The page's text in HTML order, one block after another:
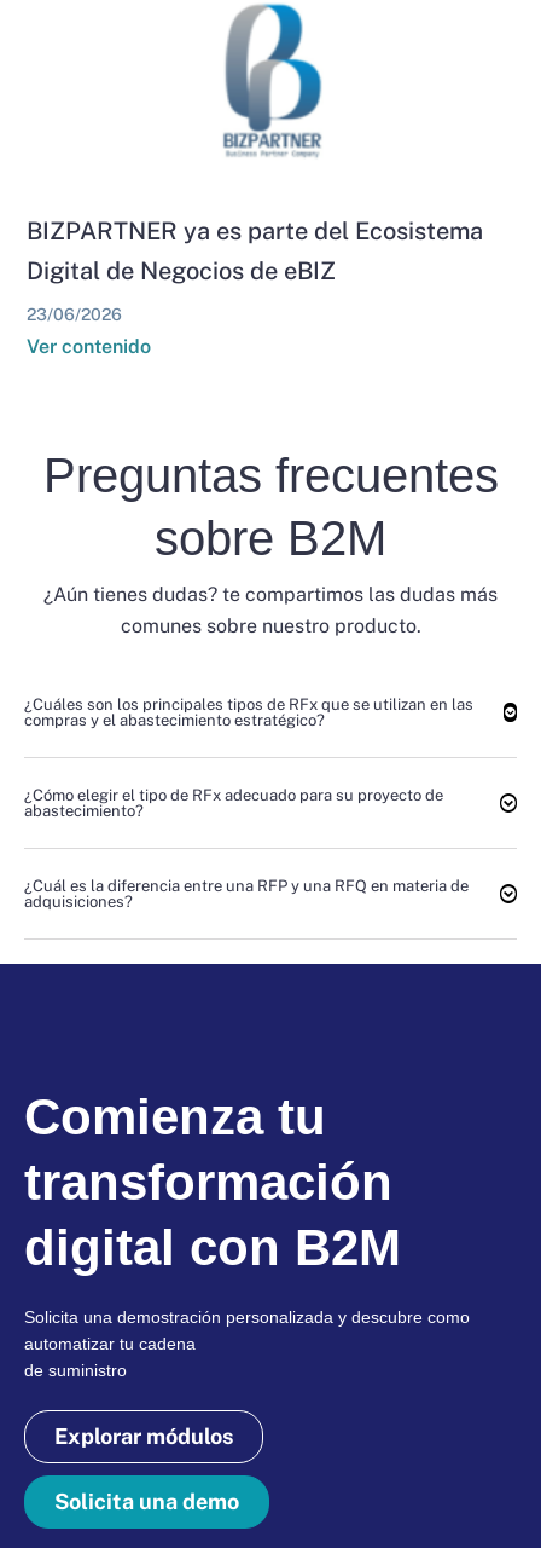
BIZPARTNER ya es parte del Ecosistema
Digital de Negocios de eBIZ
23/06/2026
Ver contenido
Preguntas frecuentes
sobre B2M
¿Aún tienes dudas? te compartimos las dudas más
comunes sobre nuestro producto.
¿Cuáles son los principales tipos de RFx que se utilizan en las
compras y el abastecimiento estratégico?
¿Cómo elegir el tipo de RFx adecuado para su proyecto de
abastecimiento?
¿Cuál es la diferencia entre una RFP y una RFQ en materia de
adquisiciones?
Comienza tu
transformación
digital con B2M
Solicita una demostración personalizada y descubre como
automatizar tu cadena
de suministro
Explorar módulos
Solicita una demo